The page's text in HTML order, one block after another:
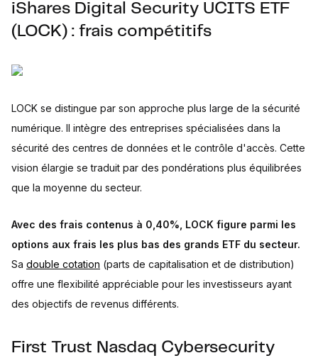
iShares Digital Security UCITS ETF
(LOCK) : frais compétitifs
LOCK se distingue par son approche plus large de la sécurité
numérique. Il intègre des entreprises spécialisées dans la
sécurité des centres de données et le contrôle d'accès. Cette
vision élargie se traduit par des pondérations plus équilibrées
que la moyenne du secteur.
Avec des frais contenus à 0,40%, LOCK figure parmi les
options aux frais les plus bas des grands ETF du secteur.
Sa double cotation (parts de capitalisation et de distribution)
offre une flexibilité appréciable pour les investisseurs ayant
des objectifs de revenus différents.
First Trust Nasdaq Cybersecurity